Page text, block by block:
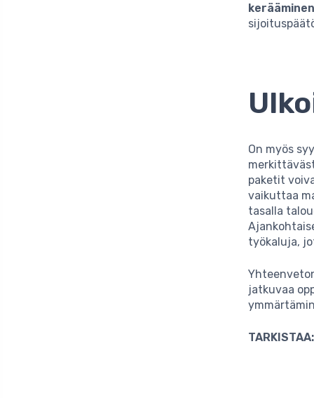
kerääminen
On myös
paketit
vaikuttaa
tasalla
työkaluja,
jatkuvaa
TARKISTAA: